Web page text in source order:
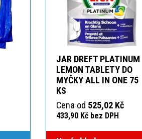
JAR DREFT PLATINUM
LEMON TABLETY DO
MYČKY ALL IN ONE 75
KS
Cena od 525,02 Kč
433,90 Kč bez DPH